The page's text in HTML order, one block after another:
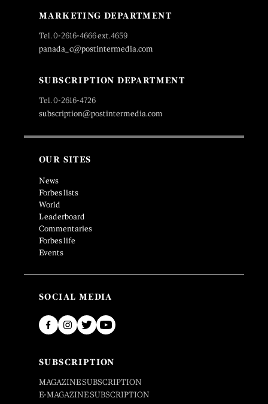
MARKETING DEPARTMENT
Tel. 0-2616-4666 ext.4659
panada_c@postintermedia.com
SUBSCRIPTION DEPARTMENT
Tel. 0-2616-4726
subscription@postintermedia.com
OUR SITES
News
Forbes lists
World
Leaderboard
Commentaries
Forbes life
Events
SOCIAL MEDIA
SUBSCRIPTION
MAGAZINE SUBSCRIPTION
E-MAGAZINE SUBSCRIPTION